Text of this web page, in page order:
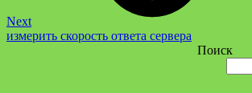
Next
измерить скорость ответа сервера
Поиск